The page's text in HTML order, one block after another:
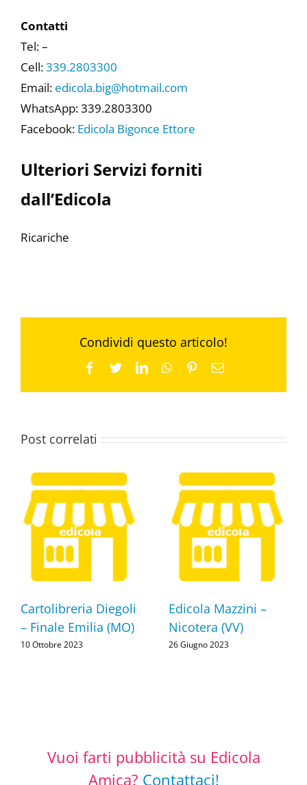
Contatti
Tel: –
Cell:339.2803300
Email: edicola.big@hotmail.com
WhatsApp: 339.2803300
Facebook: Edicola Bigonce Ettore
Ulteriori Servizi forniti
dall’Edicola
Ricariche
Condividi questo articolo!
Facebook
TwitterLinkedInWhatsApp
PinterestEmail
Post correlati
Cartolibreria Diegoli
– Finale Emilia (MO)
10 Ottobre 2023
Edicola Mazzini –
Nicotera (VV)
26 Giugno 2023
Vuoi farti pubblicità su Edicola
Amica? Contattaci!